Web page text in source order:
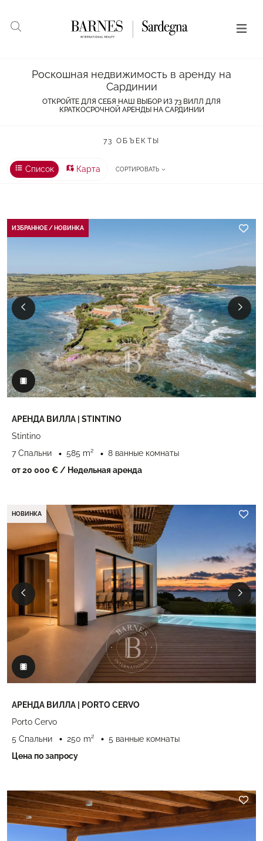
Роскошная недвижимость в аренду на
Сардинии
ОТКРОЙТЕ ДЛЯ СЕБЯ НАШ ВЫБОР ИЗ 73 ВИЛЛ ДЛЯ
КРАТКОСРОЧНОЙ АРЕНДЫ НА САРДИНИИ
73 ОБЪЕКТЫ
Список Карта СОРТИРОВАТЬ
ИЗБРАННОЕ / НОВИНКА
АРЕНДА ВИЛЛА | STINTINO
Stintino
7 Спальни
585 m²
8 ванные комнаты
от 20 000 € / Недельная аренда
НОВИНКА
АРЕНДА ВИЛЛА | PORTO CERVO
Porto Cervo
5 Спальни
250 m²
5 ванные комнаты
Цена по запросу